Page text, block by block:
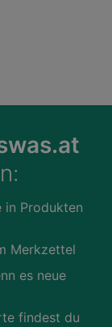
in Produkten
Merkzettel
es neue
findest du